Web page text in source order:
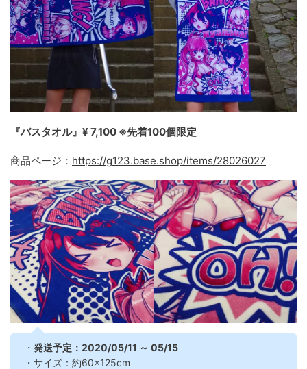
『バスタオル』¥ 7,100 ※先着100個限定
商品ページ： https://g123.base.shop/items/28026027
・ 発送予定：2020/05/11 ～ 05/15
・サイズ：約60×125cm